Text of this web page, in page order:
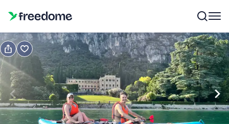
Prenota Regala
Navigate
forward
to
Modifica
15:00 Modifica